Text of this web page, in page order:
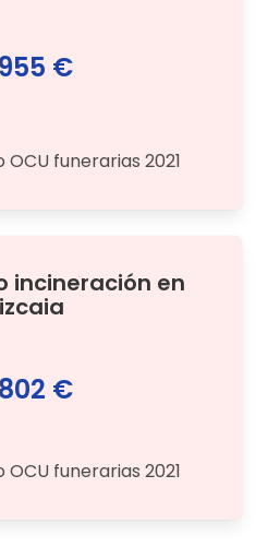
€
OCU funerarias 2021
incineración en
€
OCU funerarias 2021